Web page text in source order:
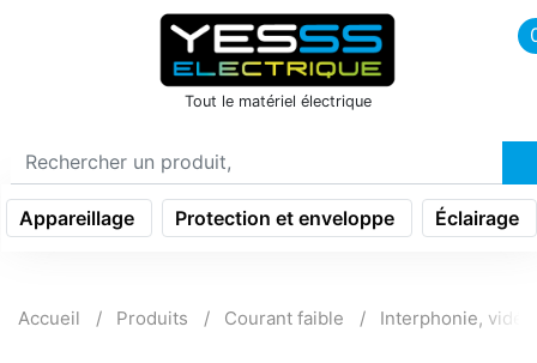
icon menu burger
Tout le matériel électrique
Appareillage Protection et enveloppe Éclairage
Accueil Produits Courant faible Interphonie,